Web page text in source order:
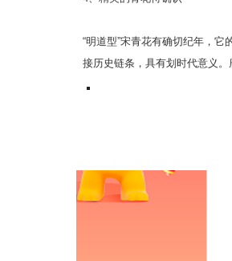
“明道型”宋青花有确切纪年，
接历史链条，具有划时代意义